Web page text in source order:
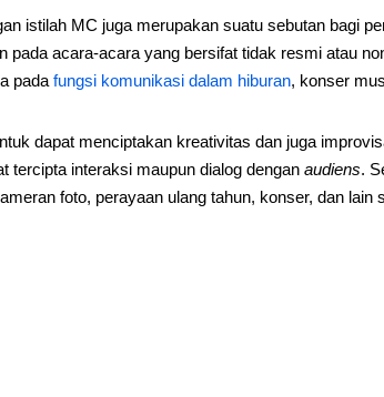
istilah MC juga merupakan suatu sebutan bagi
pada acara-acara yang bersifat tidak resmi atau
pada fungsi komunikasi dalam hiburan, konser
dapat menciptakan kreativitas dan juga
tercipta interaksi maupun dialog denganaudiens.
foto, perayaan ulang tahun, konser, dan lain